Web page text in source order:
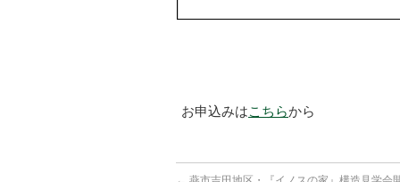
お申込みはこちらから